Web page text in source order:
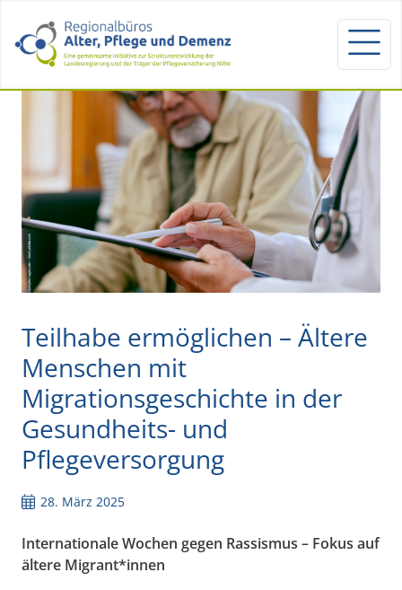
Teilhabe ermöglichen – Ältere
Menschen mit
Migrationsgeschichte in der
Gesundheits- und
Pflegeversorgung
28. März 2025
Internationale Wochen gegen Rassismus – Fokus auf
ältere Migrant*innen